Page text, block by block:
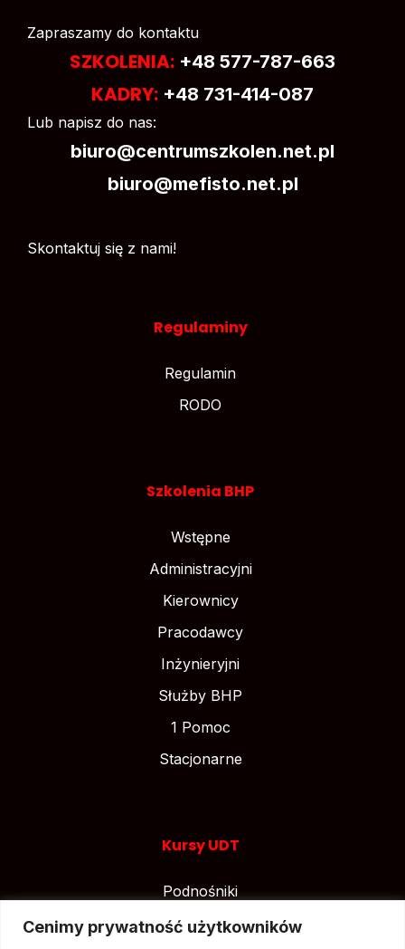
Cenimy prywatność użytkowników
Zapraszamy do kontaktu
SZKOLENIA: +48 577-787-663
KADRY: +48 731-414-087
Lub napisz do nas:
biuro@centrumszkolen.net.pl
biuro@mefisto.net.pl
Skontaktuj się z nami!
Regulaminy
Regulamin
RODO
Szkolenia BHP
Wstępne
Administracyjni
Kierownicy
Pracodawcy
Inżynieryjni
Służby BHP
1 Pomoc
Stacjonarne
Kursy UDT
Podnośniki
Suwnice